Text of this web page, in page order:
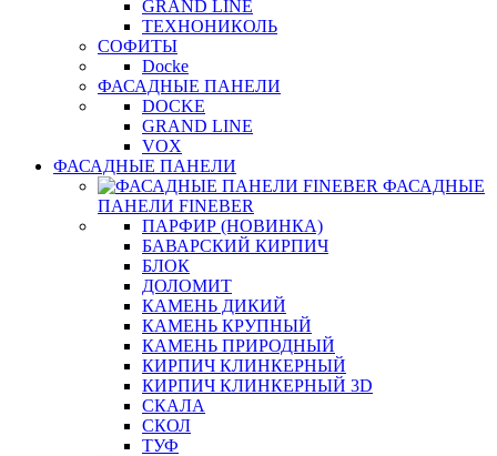
GRAND LINE
ТЕХНОНИКОЛЬ
СОФИТЫ
Docke
ФАСАДНЫЕ ПАНЕЛИ
DOCKE
GRAND LINE
VOX
ФАСАДНЫЕ ПАНЕЛИ
ФАСАДНЫЕ
ПАНЕЛИ FINEBER
ПАРФИР (НОВИНКА)
БАВАРСКИЙ КИРПИЧ
БЛОК
ДОЛОМИТ
КАМЕНЬ ДИКИЙ
КАМЕНЬ КРУПНЫЙ
КАМЕНЬ ПРИРОДНЫЙ
КИРПИЧ КЛИНКЕРНЫЙ
КИРПИЧ КЛИНКЕРНЫЙ 3D
СКАЛА
СКОЛ
ТУФ